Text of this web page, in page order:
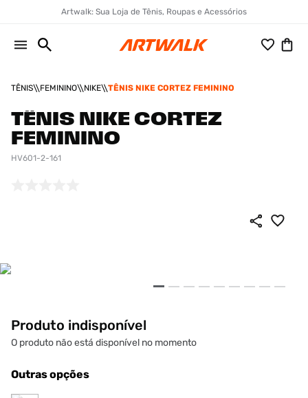
Artwalk: Sua Loja de Tênis, Roupas e Acessórios
TÊNIS FEMININO NIKE TÊNIS NIKE CORTEZ FEMININO
TÊNIS NIKE CORTEZ
FEMININO
HV601-2-161
Produto indisponível
O produto não está disponível no momento
Outras opções